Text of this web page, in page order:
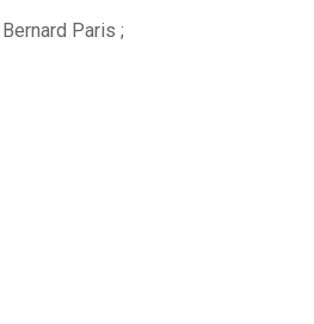
Paris ;